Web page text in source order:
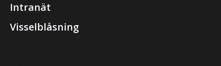
Intranät
Visselblåsning